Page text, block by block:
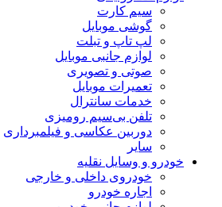
سیم کارت
گوشی موبایل
لپ تاپ و تبلت
لوازم جانبی موبایل
صوتی و تصویری
تعمیرات موبایل
خدمات سانترال
تلفن بی‌سیم رومیزی
دوربین عکاسی و فیلمبرداری
سایر
خودرو و وسایل نقلیه
خودروی داخلی و خارجی
اجاره خودرو